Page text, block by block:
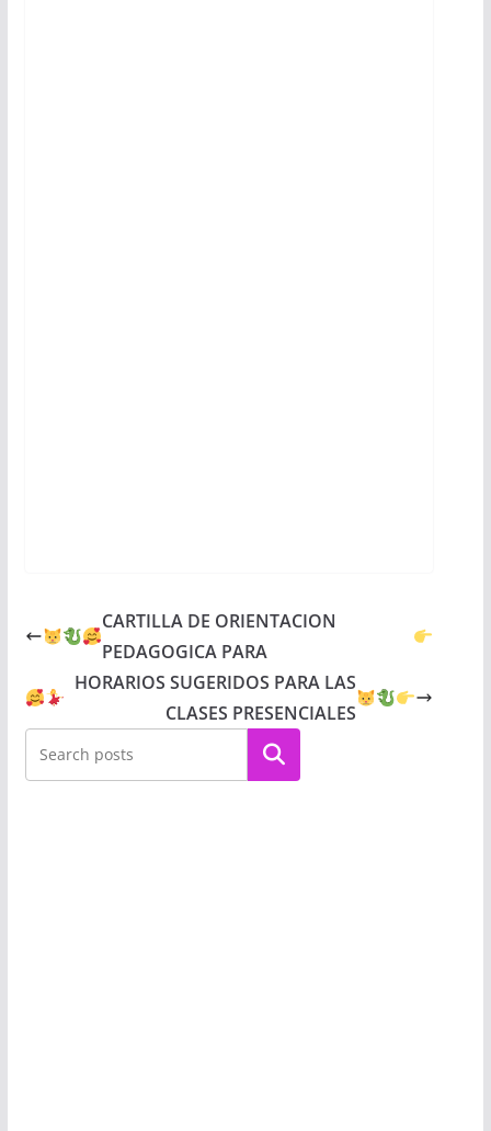
CARTILLA DE ORIENTACION
PEDAGOGICA PARA
HORARIOS SUGERIDOS PARA LAS
CLASES PRESENCIALES
Buscar